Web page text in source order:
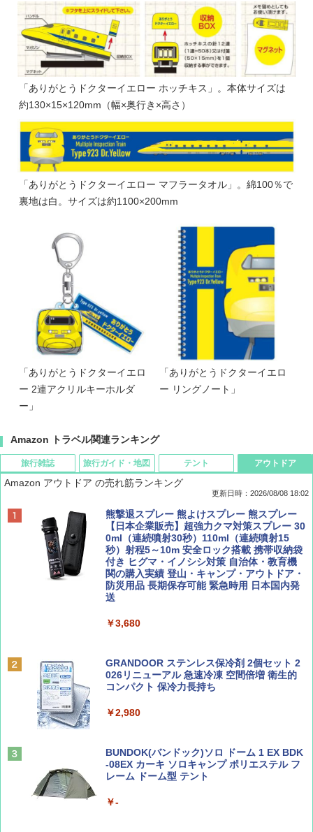
「ありがとうドクターイエロー ホッチキス」。本体サイズは
約130×15×120mm（幅×奥行き×高さ）
「ありがとうドクターイエロー マフラータオル」。綿100％で
裏地は白。サイズは約1100×200mm
「ありがとうドクターイエロ
ー 2連アクリルキーホルダ
ー」
「ありがとうドクターイエロ
ー リングノート」
Amazon トラベル関連ランキング
旅行雑誌
BE-PAL(ビ-パル) 2026年 9 月号【特別付録:
SOTO ミニマル"旅"財布 ランダム2種】
￥1,500
ディズニーファン ２０２６年 ９月号 [雑
山と溪谷 2026年8月号「南アルプス大全」
￥1,540
Coyote No.89 特集 星野道夫 夢見る旅
￥1,540
旅行ガイド・地図
D40 地球の歩き方 チェンマイ タイ北部の魅
力的な町 2026～2027 地球の歩き方D アジア
￥2,079
地球の歩き方 スター・ウォーズ
￥2,695
A09 地球の歩き方 イタリア 2026～2027 地
A26 地球の歩き方 チェコ ポーランド スロヴ
パ
テント
[キャンパーズコレクション 山善] ポップアッ
プテント 傘みたいに広げて畳める パッとサ
ッとサンシェード キューブ フルクローズ メ
ッシュ 簡単設置 ワンタッチテント キャンプ
&ハイキング カーキ PATC-150(KH)
￥6,830
PYKES PEAK (パイクスピーク) 着替えテン
ーチ ピクニック ポップアップテント 携帯 簡
易 トイレテント (グレー)
テント ワンタッチ RENEW 幅200 2-3人用 43
500002(88859)
アウトドア
Amazon アウトドア の売れ筋ランキング
更新日時：2026/08/08 18:02
熊撃退スプレー 熊よけスプレー 熊スプレー
【日本企業販売】超強力クマ対策スプレー 30
0ml（連続噴射30秒）110ml（連続噴射15
秒）射程5～10m 安全ロック搭載 携帯収納袋
付き ヒグマ・イノシシ対策 自治体・教育機
関の購入実績 登山・キャンプ・アウトドア・
防災用品 長期保存可能 緊急時用 日本国内発
送
￥3,680
GRANDOOR ステンレス保冷剤 2個セット 2
026リニューアル 急速冷凍 空間倍増 衛生的
コンパクト 保冷力長持ち
￥2,980
BUNDOK(バンドック)ソロ ドーム 1 EX BDK
-08EX カーキ ソロキャンプ ポリエステル フ
レーム ドーム型 テント
￥-